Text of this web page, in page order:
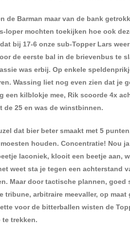
de Barman maar van de bank
loper mochten toekijken hoe ook
bij 17-6 onze sub-Topper Lars
de eerste bal in de brievenbus te
was erbij. Op enkele
Wassing liet nog even zien dat je
een kilblokje mee, Rik scoorde 4x
25 en was de winstbinnen.
dat bier beter smaakt met 5
houden. Concentratie! Nou
laconiek, klooit een beetje aan,
weet sta je tegen een achterstand
Maar door tactische plannen, goed
arbitraire meevaller, op maat
voor de bitterballen wisten de
te trekken.